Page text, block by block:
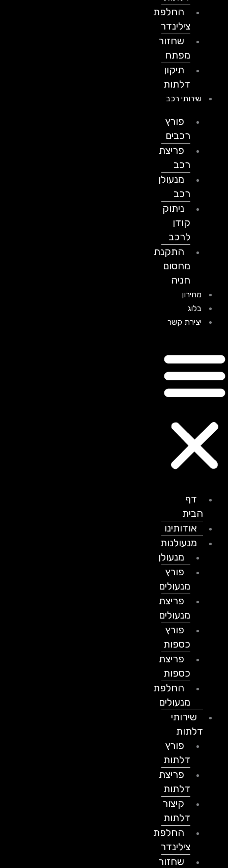
החלפת
צילינדר
שחזור
מפתח
תיקון
דלתות
שירותי רכב
פורץ
רכבים
פריצת
מנעולן
ניתוק
לרכב
התקנת
מחסום
חניה
מחירון
בלוג
יצירת קשר
דף
הבית
אודותינו
מנעולנות
מנעולן
פורץ
מנעולים
פריצת
מנעולים
פורץ
כספות
פריצת
כספות
החלפת
מנעולים
שירותי
דלתות
פורץ
דלתות
פריצת
דלתות
קיצור
דלתות
החלפת
צילינדר
שחזור